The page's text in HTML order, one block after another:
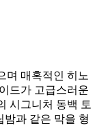
며 매혹적인 히노
드가 고급스러운
시그니처 동백 토
밤과 같은 막을 형